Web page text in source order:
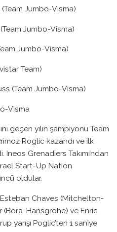
Jumbo-Visma)
(Team Jumbo-Visma)
Jumbo-Visma)
Team)
(Team Jumbo-Visma)
Visma
geçen yılın şampiyonu Team
Roglic kazandı ve ilk
Ineos Grenadiers Takımı’ndan
Start-Up Nation
oldular.
Esteban Chaves (Mitchelton-
Hansgrohe) ve Enric
yarışı Poglic’ten 1 saniye